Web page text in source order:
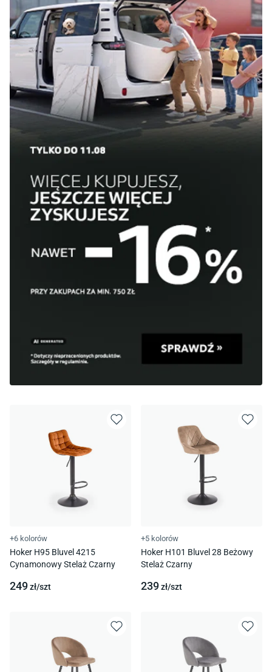
+6 kolorów
Hoker H95 Bluvel 4215
Cynamonowy Stelaż Czarny
249zł/szt
+5 kolorów
Hoker H101 Bluvel 28 Beżowy
Stelaż Czarny
239zł/szt